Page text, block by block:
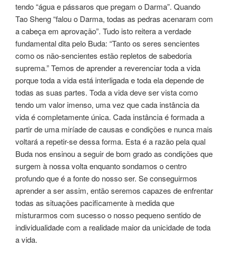
tendo “água e pássaros que pregam o Darma”. Quando
Tao Sheng “falou o Darma, todas as pedras acenaram com
a cabeça em aprovação”. Tudo isto reitera a verdade
fundamental dita pelo Buda: “Tanto os seres sencientes
como os não-sencientes estão repletos de sabedoria
suprema.” Temos de aprender a reverenciar toda a vida
porque toda a vida está interligada e toda ela depende de
todas as suas partes. Toda a vida deve ser vista como
tendo um valor imenso, uma vez que cada instância da
vida é completamente única. Cada instância é formada a
partir de uma miríade de causas e condições e nunca mais
voltará a repetir-se dessa forma. Esta é a razão pela qual
Buda nos ensinou a seguir de bom grado as condições que
surgem à nossa volta enquanto sondamos o centro
profundo que é a fonte do nosso ser. Se conseguirmos
aprender a ser assim, então seremos capazes de enfrentar
todas as situações pacificamente à medida que
misturarmos com sucesso o nosso pequeno sentido de
individualidade com a realidade maior da unicidade de toda
a vida.